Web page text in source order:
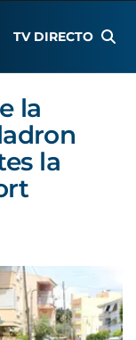
TV DIRECTO
la
la